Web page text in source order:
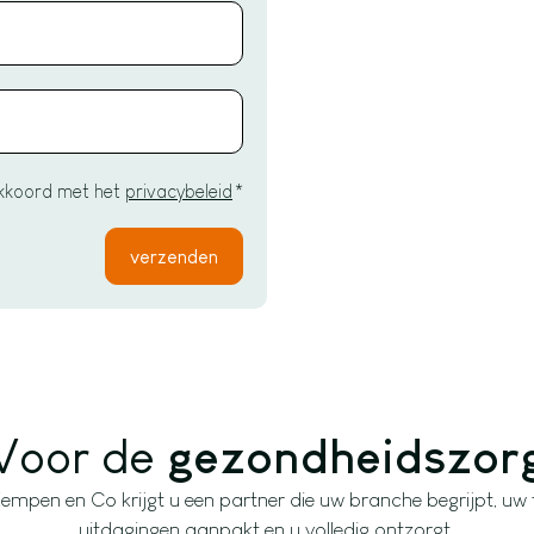
met het privacybeleid *
de
en Co krijgt u een partner die uw branche begrijpt, uw